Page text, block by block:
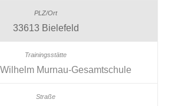
33613 Bielefeld
Murnau-Gesamtschule